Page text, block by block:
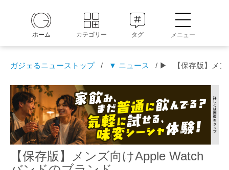
ホーム カテゴリー タグ メニュー
ガジェるニューストップ / ▼ ニュース / ▶ 【保存版】メ
【保存版】メンズ向けApple Watch